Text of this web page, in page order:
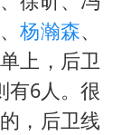
杨瀚森、
上，后卫
有6人。很
，后卫线